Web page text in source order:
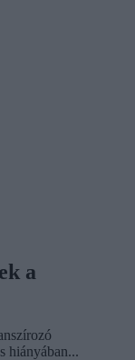
a
hiányában...